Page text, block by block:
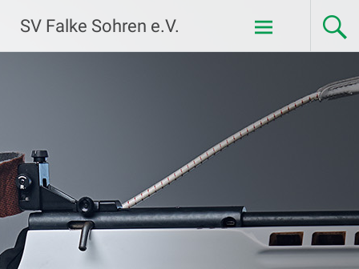
Inhalt
springen
SV Falke Sohren e.V.